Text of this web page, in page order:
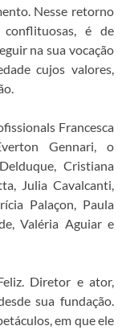
Nesse retorno
é de
na sua vocação
cujos valores,
Francesca
Gennari, o
Cristiana
Julia Cavalcanti,
Palaçon, Paula
Valéria Aguiar e
Diretor e ator,
sua fundação.
em que ele